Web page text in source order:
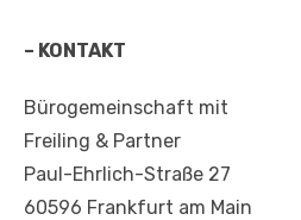
– KONTAKT
Bürogemeinschaft mit
Freiling & Partner
Paul-Ehrlich-Straße 27
60596 Frankfurt am Main